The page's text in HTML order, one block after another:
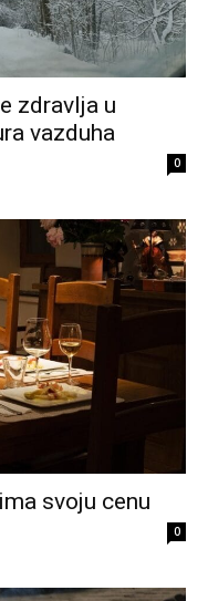
zdravlja u
vazduha
0
svoju cenu
0